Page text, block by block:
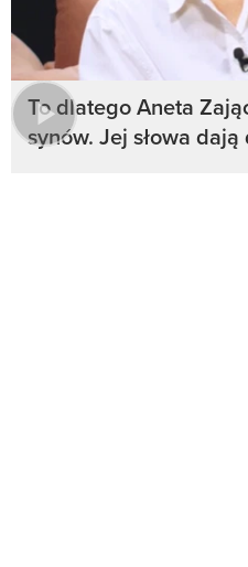
To dlatego Aneta
synów. Jej słowa